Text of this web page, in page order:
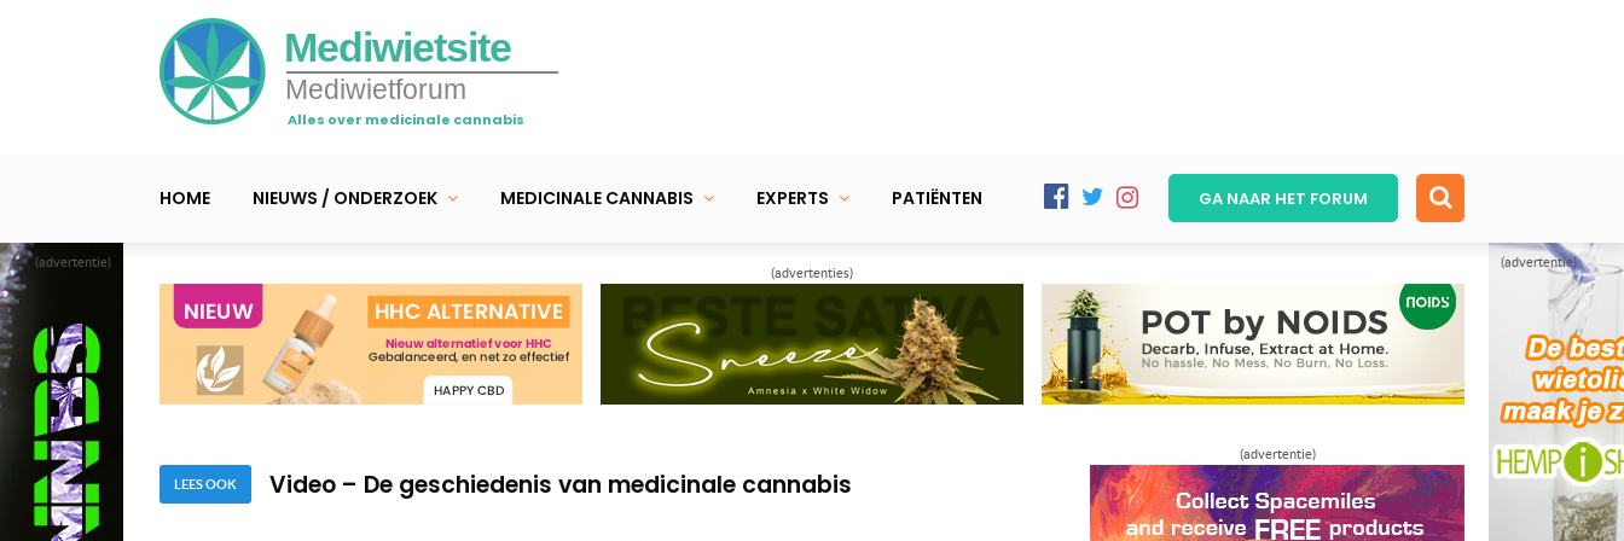
(advertentie) (advertentie)
Mediwietsite
Mediwietforum
Alles over medicinale cannabis
HOME NIEUWS / ONDERZOEK MEDICINALE CANNABIS EXPERTS PATIËNTEN GA NAAR HET FORUM
(advertenties)
LEES OOK
Video – Cannabis dosering strategie door Dr. Sulak
Legaal wiet kweken én betaald worden? Ga werken bij Bedrocan!
Video – Cannabis dosering strategie door Dr. Sulak
(advertentie)